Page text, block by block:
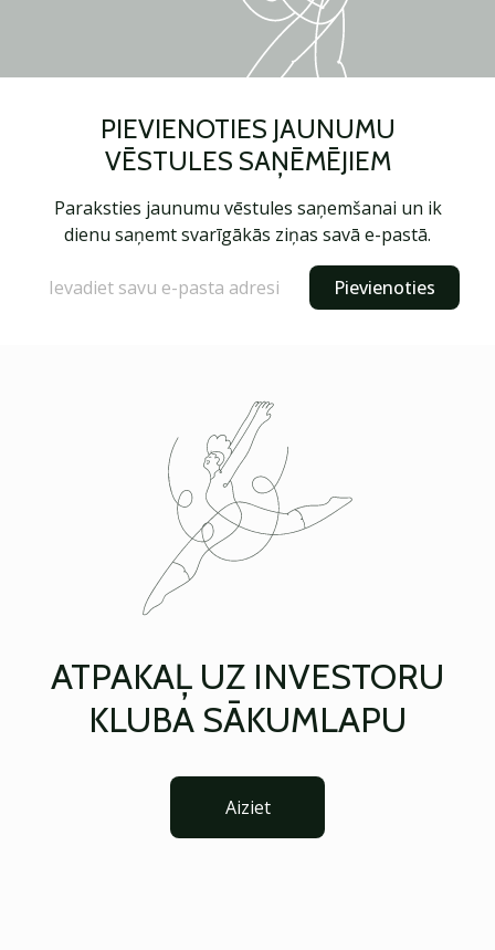
PIEVIENOTIES JAUNUMU
VĒSTULES SAŅĒMĒJIEM
Paraksties jaunumu vēstules saņemšanai un ik
dienu saņemt svarīgākās ziņas savā e-pastā.
Pievienoties
ATPAKAĻ UZ INVESTORU
KLUBA SĀKUMLAPU
Aiziet